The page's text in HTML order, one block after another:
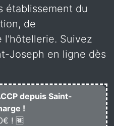
établissement du
de
l'hôtellerie. Suivez
Joseph en ligne dès
depuis Saint-
!
! 🆓